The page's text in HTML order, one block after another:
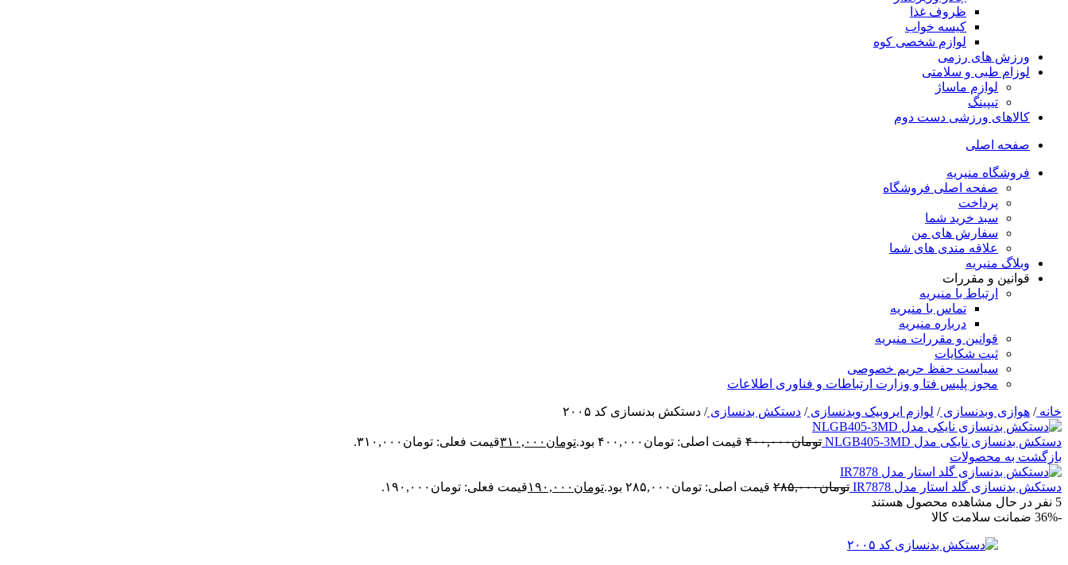
ظروف غذا
کیسه خواب
لوازم شخصی کوه
ورزش های رزمی
لوزام طبی و سلامتی
لوازم ماساژ
تیپینگ
کالاهای ورزشی دست دوم
صفحه اصلی
فروشگاه منیریه
صفحه اصلی فروشگاه
پرداخت
سبد خرید شما
سفارش های من
علاقه مندی های شما
وبلاگ منیریه
قوانین و مقررات
ارتباط با منیریه
تماس با منیریه
درباره منیریه
قوانین و مقررات منیریه
ثبت شکایات
سیاست حفظ حریم خصوصی
مجوز پلیس فتا و وزارت ارتباطات و فناوری اطلاعات
خانه/ هوازی وبدنسازی/ لوازم ایروبیک وبدنسازی/ دستکش بدنسازی/ دستکش بدنسازی کد ۲۰۰۵
دستکش بدنسازی نایکی مدل NLGB405-3MD تومان۴۰۰,۰۰۰ قیمت اصلی: تومان۴۰۰,۰۰۰ بود. تومان ۳۱۰,۰۰۰قیمت فعلی: تومان۳۱۰,۰۰۰.
بازگشت به محصولات
دستکش بدنسازی گلد استار مدل IR7878 تومان۲۸۵,۰۰۰ قیمت اصلی: تومان۲۸۵,۰۰۰ بود. تومان ۱۹۰,۰۰۰قیمت فعلی: تومان۱۹۰,۰۰۰.
5 نفر در حال مشاهده محصول هستند
-36%
ضمانت سلامت کالا